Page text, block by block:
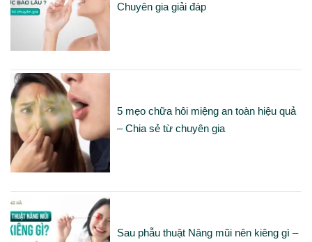
Chuyên gia giải đáp
5 mẹo chữa hôi miệng an toàn hiệu quả
– Chia sẻ từ chuyên gia
Sau phẫu thuật Nâng mũi nên kiêng gì –